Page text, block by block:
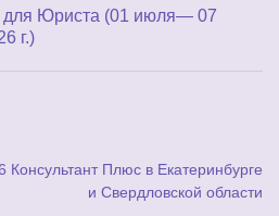
для Юриста (01 июля— 07
г.)
Консультант Плюс в Екатеринбурге
и Свердловской области